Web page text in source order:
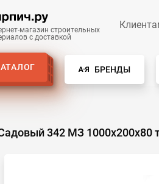
магазин строительных
с доставкой
БРЕНДЫ
342 МЗ 1000х200х80